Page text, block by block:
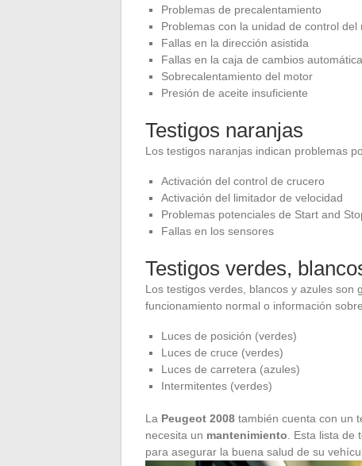
Problemas de precalentamiento
Problemas con la unidad de control del
Fallas en la dirección asistida
Fallas en la caja de cambios automática
Sobrecalentamiento del motor
Presión de aceite insuficiente
Testigos naranjas
Los testigos naranjas indican problemas
Activación del control de crucero
Activación del limitador de velocidad
Problemas potenciales de Start and
Fallas en los sensores
Testigos verdes,
Los testigos verdes, blancos y azules son
funcionamiento normal o información
Luces de posición (verdes)
Luces de cruce (verdes)
Luces de carretera (azules)
Intermitentes (verdes)
La Peugeot 2008 también cuenta con un
necesita un mantenimiento . Esta lista
para asegurar la buena salud de su